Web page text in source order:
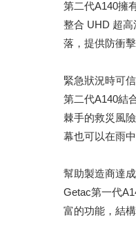
第二代A140擁
整合 UHD 超
落，提供防衝
緊急狀況時可
第二代A140結
棘手的救災風
幕也可以在雨
幫助製造商達
Getac第一代
富的功能，結